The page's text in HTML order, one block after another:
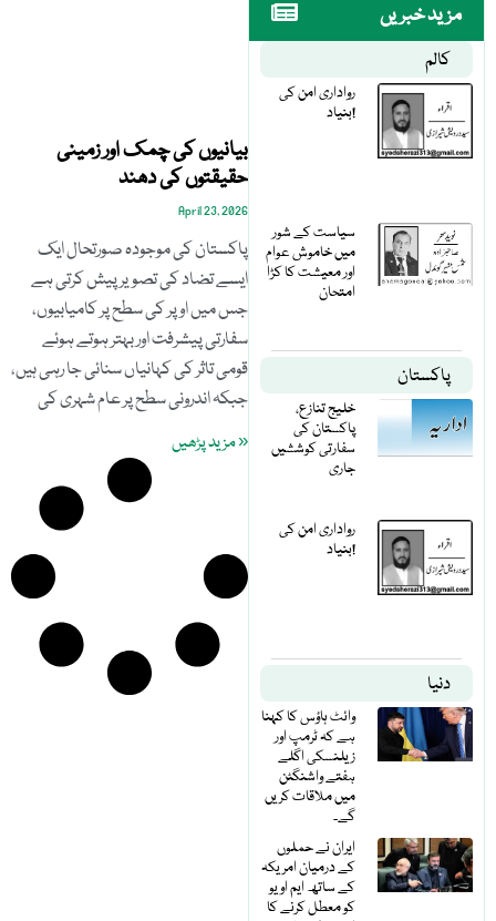
مزید خبریں
کالم
رواداری امن کی
بنیاد!
سیاست کے شور
میں خاموش عوام
اور معیشت کا کڑا
امتحان
پاکستان
خلیج تنازع،
پاکستان کی
سفارتی کوششیں
جاری
رواداری امن کی
بنیاد!
دنیا
وائٹ ہاؤس کا کہنا
ہے کہ ٹرمپ اور
زیلنسکی اگلے
ہفتے واشنگٹن
میں ملاقات کریں
گے۔
ایران نے حملوں
کے درمیان امریکہ
کے ساتھ ایم او یو
کو معطل کرنے کا
بیانیوں کی چمک اور زمینی
حقیقتوں کی دھند
April 23, 2026
پاکستان کی موجودہ صورتحال ایک
ایسے تضاد کی تصویر پیش کرتی ہے
جس میں اوپر کی سطح پر کامیابیوں،
سفارتی پیشرفت اور بہتر ہوتے ہوئے
قومی تاثر کی کہانیاں سنائی جا رہی ہیں،
جبکہ اندرونی سطح پر عام شہری کی
« مزید پڑھیں